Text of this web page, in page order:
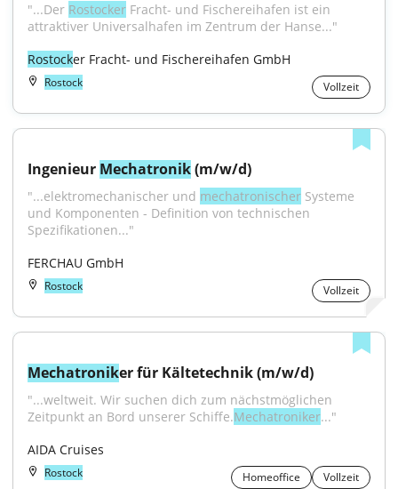
"...Der Rostocker Fracht- und Fischereihafen ist ein
attraktiver Universalhafen im Zentrum der Hanse..."
Rostocker Fracht- und Fischereihafen GmbH
Rostock Vollzeit
Ingenieur Mechatronik (m/w/d)
"...elektromechanischer und mechatronischer Systeme
und Komponenten - Definition von technischen
Spezifikationen..."
FERCHAU GmbH
Rostock Vollzeit
Mechatroniker für Kältetechnik (m/w/d)
"...weltweit. Wir suchen dich zum nächstmöglichen
Zeitpunkt an Bord unserer Schiffe.Mechatroniker..."
AIDA Cruises
Rostock Homeoffice
Vollzeit